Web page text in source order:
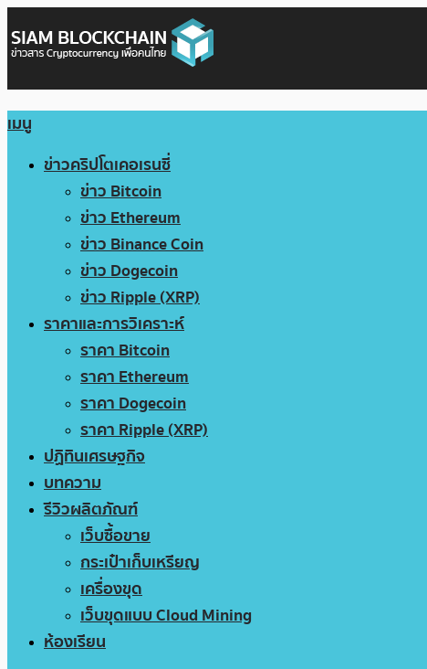
เมนู
ข่าวคริปโตเคอเรนซี่
ข่าว Bitcoin
ข่าว Ethereum
ข่าว Binance Coin
ข่าว Dogecoin
ข่าว Ripple (XRP)
ราคาและการวิเคราะห์
ราคา Bitcoin
ราคา Ethereum
ราคา Dogecoin
ราคา Ripple (XRP)
ปฏิทินเศรษฐกิจ
บทความ
รีวิวผลิตภัณฑ์
เว็บซื้อขาย
กระเป๋าเก็บเหรียญ
เครื่องขุด
เว็บขุดแบบ Cloud Mining
ห้องเรียน